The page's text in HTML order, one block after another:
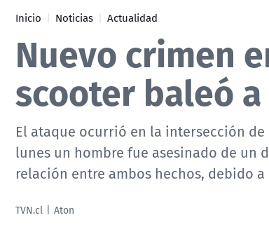
Inicio Noticias Actualidad
Nuevo crimen
scooter baleó
El ataque ocurrió en la intersección
lunes un hombre fue asesinado de un
relación entre ambos hechos, debido
TVN.cl Aton